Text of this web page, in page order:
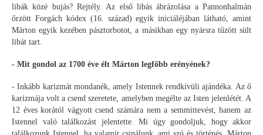
libák közé bujás? Rejtély. Az első libás ábrázolása a Pannonhalmán
őrzött Forgách kódex (16. század) egyik iniciáléjában látható, amint
Márton egyik kezében pásztorbotot, a másikban egy nyársra tűzött sült
libát tart.
- Mit gondol az 1700 éve élt Márton legfőbb erényének?
- Inkább karizmát mondanék, amely Istennek rendkívüli ajándéka. Az ő
karizmája volt a csend szeretete, amelyben megélte az Isten jelenlétét. A
12 éves korától vágyott csend számára nem a semmittevést, hanem az
Istennel való találkozást jelentette. Mi úgy gondoljuk, hogy akkor